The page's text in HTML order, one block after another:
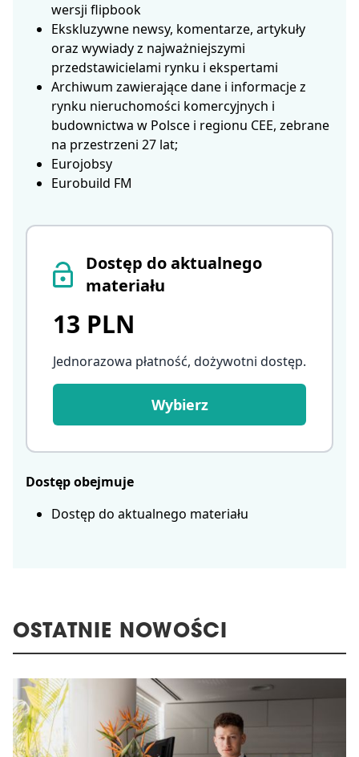
Dostęp do aktualnego
materiału
13 PLN
Jednorazowa płatność, dożywotni dostęp.
Wybierz
Dostęp obejmuje
Dostęp do aktualnego materiału
wersji flipbook
Ekskluzywne newsy, komentarze, artykuły
oraz wywiady z najważniejszymi
przedstawicielami rynku i ekspertami
Archiwum zawierające dane i informacje z
rynku nieruchomości komercyjnych i
budownictwa w Polsce i regionu CEE, zebrane
na przestrzeni 27 lat;
Eurojobsy
Eurobuild FM
OSTATNIE NOWOŚCI